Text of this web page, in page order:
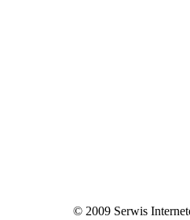
© 2009 Serwis